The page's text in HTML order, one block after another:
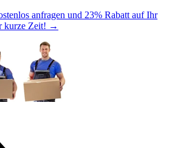
anfragen und 23% Rabatt auf Ihr
kurze Zeit! →